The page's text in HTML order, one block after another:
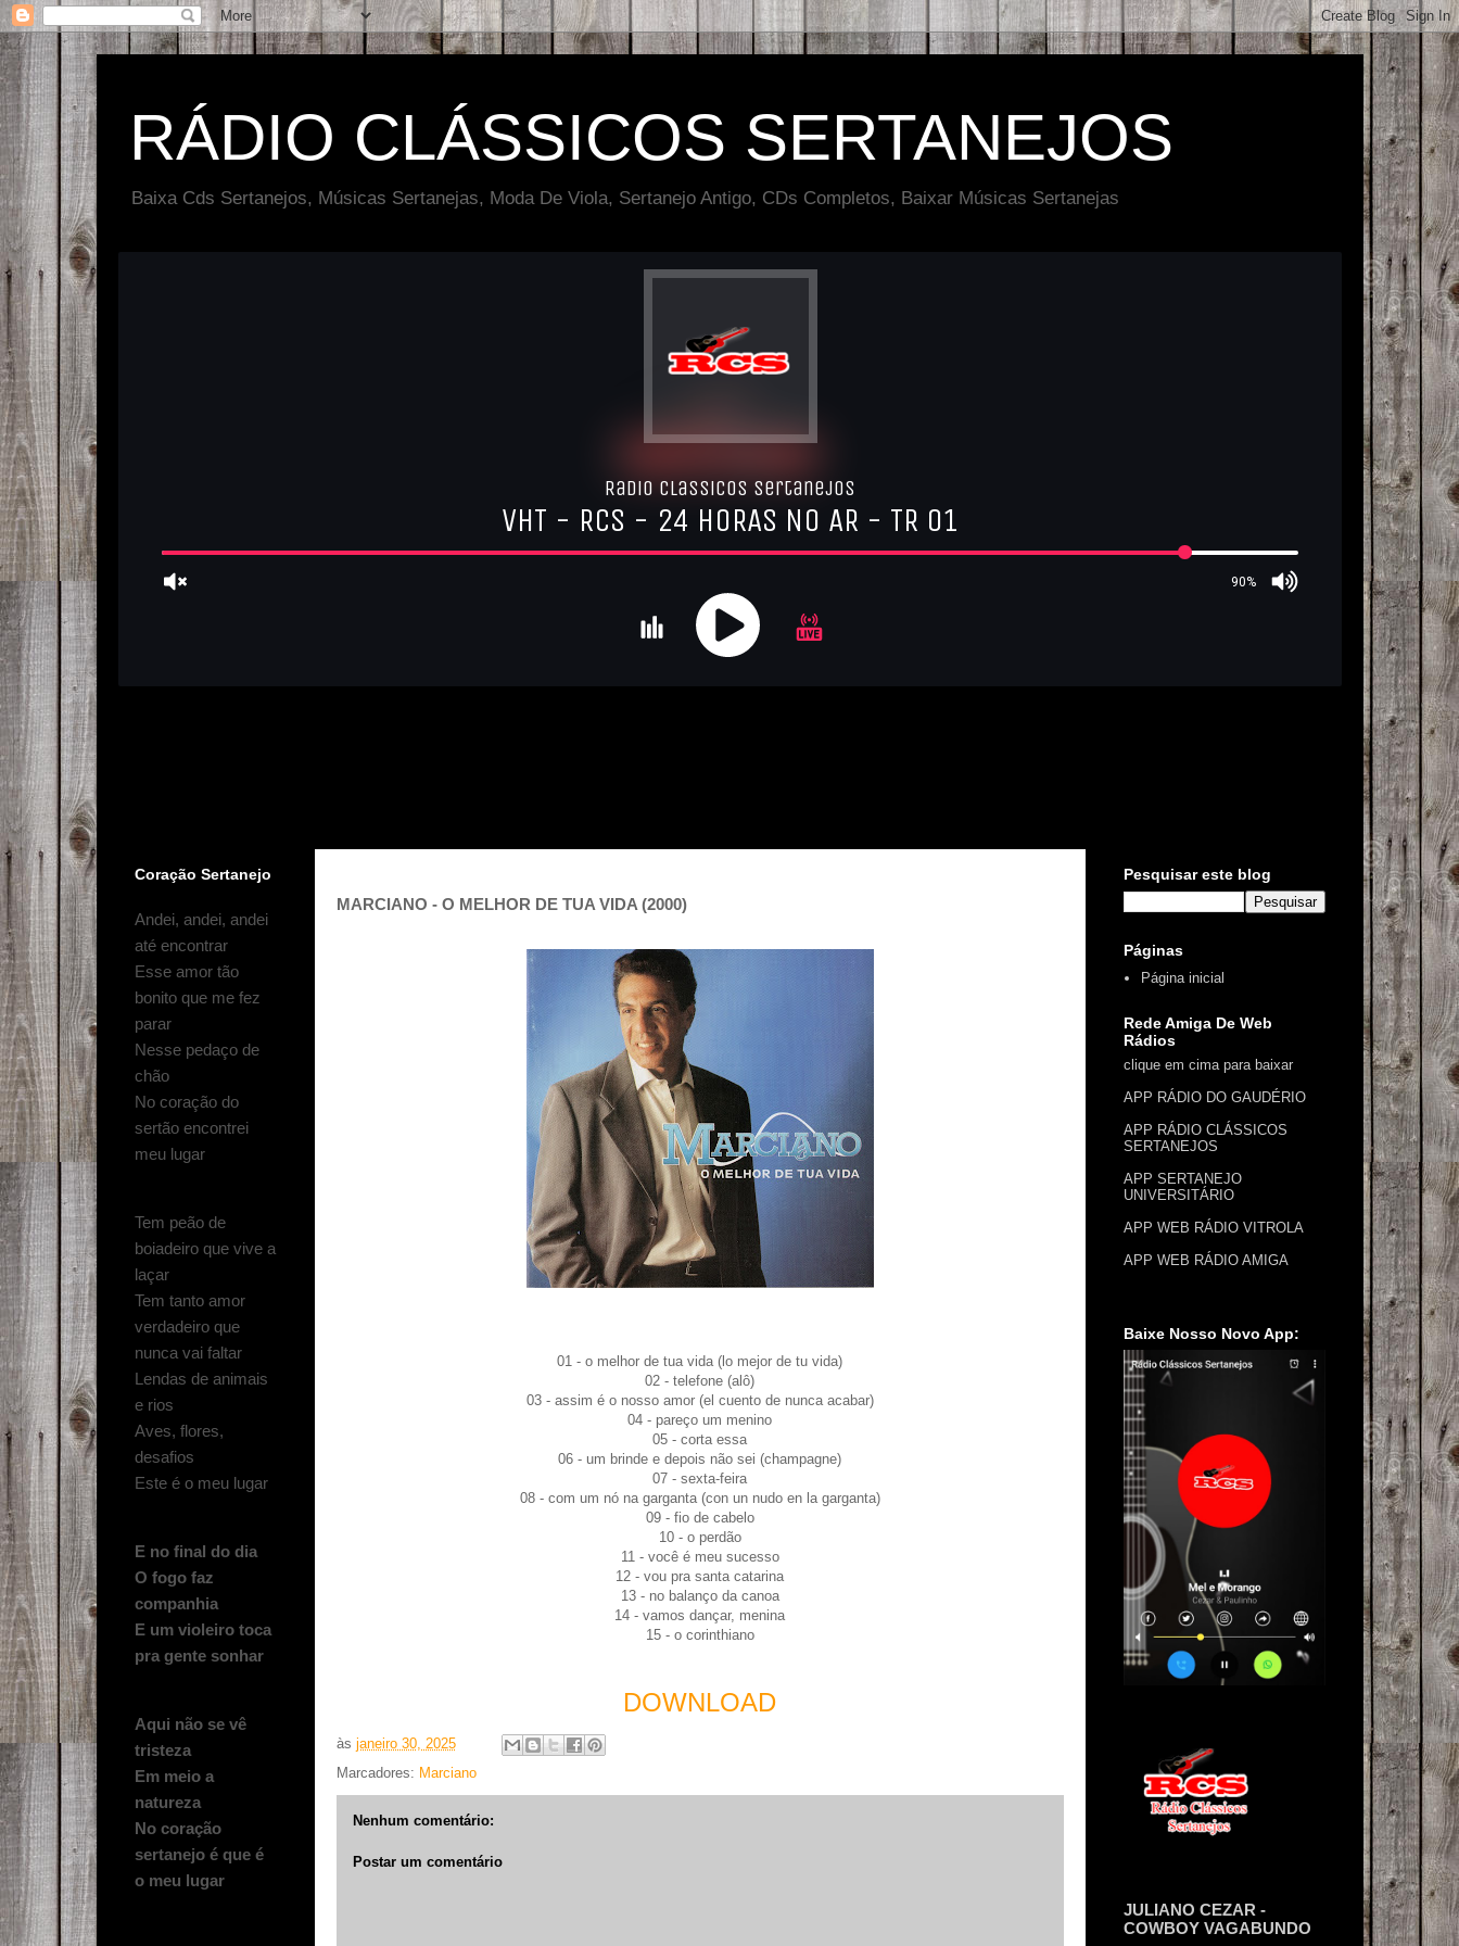
RÁDIO CLÁSSICOS SERTANEJOS
Baixa Cds Sertanejos, Músicas Sertanejas, Moda De Viola, Sertanejo Antigo, CDs Completos, Baixar Músicas Sertanejas
MARCIANO - O MELHOR DE TUA VIDA (2000)
01 - o melhor de tua vida (lo mejor de tu vida)
02 - telefone (alô)
03 - assim é o nosso amor (el cuento de nunca acabar)
04 - pareço um menino
05 - corta essa
06 - um brinde e depois não sei (champagne)
07 - sexta-feira
08 - com um nó na garganta (con un nudo en la garganta)
09 - fio de cabelo
10 - o perdão
11 - você é meu sucesso
12 - vou pra santa catarina
13 - no balanço da canoa
14 - vamos dançar, menina
15 - o corinthiano
DOWNLOAD
às janeiro 30, 2025
Marcadores: Marciano
Nenhum comentário:
Postar um comentário
Coração Sertanejo
Andei, andei, andei
até encontrar
Esse amor tão
bonito que me fez
parar
Nesse pedaço de
chão
No coração do
sertão encontrei
meu lugar
Tem peão de
boiadeiro que vive a
laçar
Tem tanto amor
verdadeiro que
nunca vai faltar
Lendas de animais
e rios
Aves, flores,
desafios
Este é o meu lugar
E no final do dia
O fogo faz
companhia
E um violeiro toca
pra gente sonhar
Aqui não se vê
tristeza
Em meio a
natureza
No coração
sertanejo é que é
o meu lugar
Pesquisar este blog
Páginas
Página inicial
Rede Amiga De Web
Rádios
clique em cima para baixar
APP RÁDIO DO GAUDÉRIO
APP RÁDIO CLÁSSICOS
SERTANEJOS
APP SERTANEJO
UNIVERSITÁRIO
APP WEB RÁDIO VITROLA
APP WEB RÁDIO AMIGA
Baixe Nosso Novo App:
JULIANO CEZAR -
COWBOY VAGABUNDO